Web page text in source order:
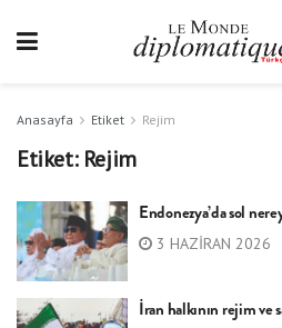
Anasayfa Etiket Rejim
Etiket: Rejim
Endonezya’da sol
3 HAZIRAN 2026
İran halkının rejim ve